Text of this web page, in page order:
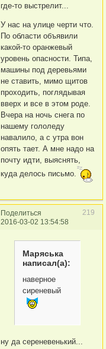
где-то выстрелит...
У нас на улице черти что.
По области объявили
какой-то оранжевый
уровень опасности. Типа,
машины под деревьями
не ставить, мимо щитов
проходить, поглядывая
вверх и все в этом роде.
Вчера на ночь снега по
нашему гололеду
навалило, а с утра вон
опять тает. А мне надо на
почту идти, выяснять,
куда делось письмо.
Поделиться
219
2016-03-02 13:54:58
Маряська
написал(а):
наверное
сиреневый
ну да сереневенький...